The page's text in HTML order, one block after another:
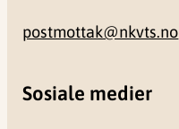
postmottak@nkvts.no
Sosiale medier